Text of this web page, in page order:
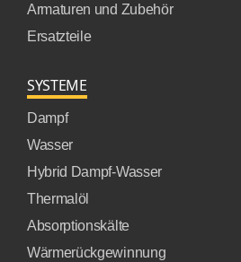
Armaturen und Zubehör
Ersatzteile
SYSTEME
Dampf
Wasser
Hybrid Dampf-Wasser
Thermalöl
Absorptionskälte
Wärmerückgewinnung